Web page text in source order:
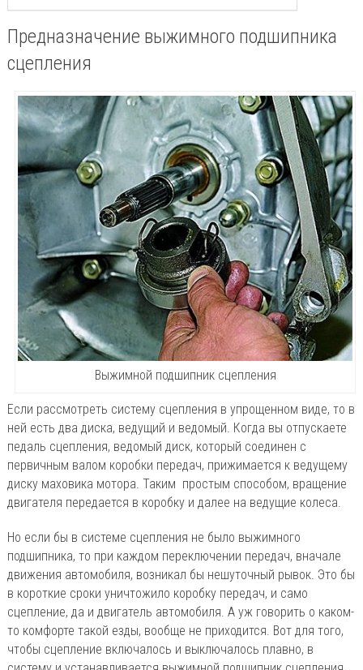
Предназначение выжимного подшипника
сцепления
Выжимной подшипник сцепления
Если рассмотреть систему сцепления в упрощенном виде, то в
ней есть два диска, ведущий и ведомый. Когда вы отпускаете
педаль сцепления, ведомый диск, который соединен с
первичным валом коробки передач, прижимается к ведущему
диску маховика мотора. Таким простым способом, вращение
двигателя передается в коробку и далее на ведущие колеса.
Но если бы в системе сцепления не было выжимного
подшипника, то при каждом переключении передач, вначале
движения автомобиля, возникал бы нешуточный рывок. Это бы
в короткие сроки уничтожило коробку передач, и само
сцепление, да и двигатель автомобиля. А уж говорить о каком-
то комфорте такой езды, вообще не приходится. Вот для того,
чтобы сцепление включалось и выключалось плавно, в